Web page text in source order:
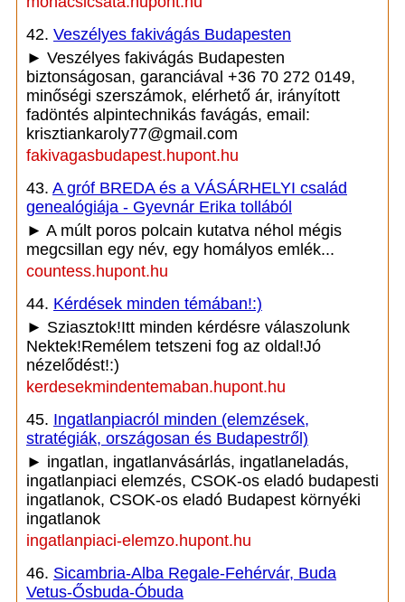
42. Veszélyes fakivágás Budapesten
► Veszélyes fakivágás Budapesten
biztonságosan, garanciával +36 70 272 0149,
minőségi szerszámok, elérhető ár, irányított
fadöntés alpintechnikás favágás, email:
krisztiankaroly77@gmail.com
fakivagasbudapest.hupont.hu
43. A gróf BREDA és a VÁSÁRHELYI család
genealógiája - Gyevnár Erika tollából
► A múlt poros polcain kutatva néhol mégis
megcsillan egy név, egy homályos emlék...
countess.hupont.hu
44. Kérdések minden témában!:)
► Sziasztok!Itt minden kérdésre válaszolunk
Nektek!Remélem tetszeni fog az oldal!Jó
nézelődést!:)
kerdesekmindentemaban.hupont.hu
45. Ingatlanpiacról minden (elemzések,
stratégiák, országosan és Budapestről)
► ingatlan, ingatlanvásárlás, ingatlaneladás,
ingatlanpiaci elemzés, CSOK-os eladó budapesti
ingatlanok, CSOK-os eladó Budapest környéki
ingatlanok
ingatlanpiaci-elemzo.hupont.hu
46. Sicambria-Alba Regale-Fehérvár, Buda
Vetus-Ősbuda-Óbuda